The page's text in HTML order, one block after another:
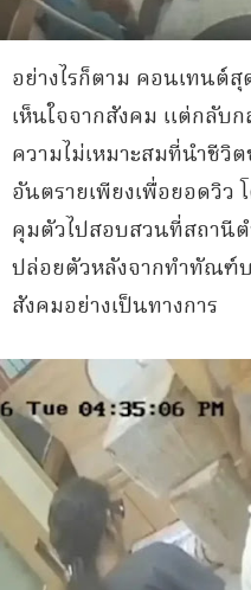
อย่างไรก็ตาม คอนเทนต์
เห็นใจจากสังคม แต่กลับ
ความไม่เหมาะสมที่นำชีวิ
อันตรายเพียงเพื่อยอดวิว
คุมตัวไปสอบสวนที่สถานี
ปล่อยตัวหลังจากทำทัณฑ์
สังคมอย่างเป็นทางการ